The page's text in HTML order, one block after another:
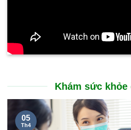
Khám sức khỏe
05
Th4